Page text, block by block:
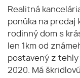
Realitná
ponúka na
rodinný dom s
len 1km od
postavený z
2020. Má